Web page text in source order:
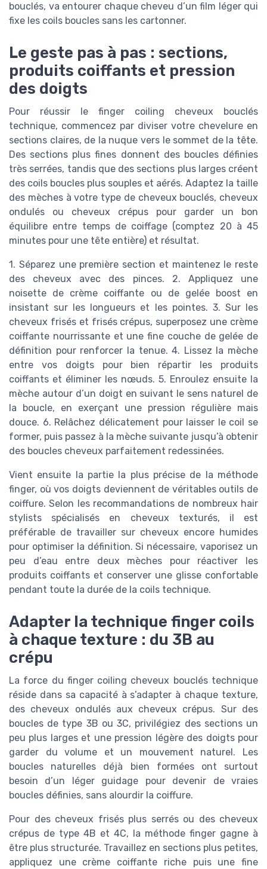
bouclés, va entourer chaque cheveu d’un film léger qui
fixe les coils boucles sans les cartonner.
Le geste pas à pas : sections,
produits coiffants et pression
des doigts
Pour réussir le finger coiling cheveux bouclés
technique, commencez par diviser votre chevelure en
sections claires, de la nuque vers le sommet de la tête.
Des sections plus fines donnent des boucles définies
très serrées, tandis que des sections plus larges créent
des coils boucles plus souples et aérés. Adaptez la taille
des mèches à votre type de cheveux bouclés, cheveux
ondulés ou cheveux crépus pour garder un bon
équilibre entre temps de coiffage (comptez 20 à 45
minutes pour une tête entière) et résultat.
1. Séparez une première section et maintenez le reste
des cheveux avec des pinces. 2. Appliquez une
noisette de crème coiffante ou de gelée boost en
insistant sur les longueurs et les pointes. 3. Sur les
cheveux frisés et frisés crépus, superposez une crème
coiffante nourrissante et une fine couche de gelée de
définition pour renforcer la tenue. 4. Lissez la mèche
entre vos doigts pour bien répartir les produits
coiffants et éliminer les nœuds. 5. Enroulez ensuite la
mèche autour d’un doigt en suivant le sens naturel de
la boucle, en exerçant une pression régulière mais
douce. 6. Relâchez délicatement pour laisser le coil se
former, puis passez à la mèche suivante jusqu’à obtenir
des boucles cheveux parfaitement redessinées.
Vient ensuite la partie la plus précise de la méthode
finger, où vos doigts deviennent de véritables outils de
coiffure. Selon les recommandations de nombreux hair
stylists spécialisés en cheveux texturés, il est
préférable de travailler sur cheveux encore humides
pour optimiser la définition. Si nécessaire, vaporisez un
peu d’eau entre deux mèches pour réactiver les
produits coiffants et conserver une glisse confortable
pendant toute la durée de la coils technique.
Adapter la technique finger coils
à chaque texture : du 3B au
crépu
La force du finger coiling cheveux bouclés technique
réside dans sa capacité à s’adapter à chaque texture,
des cheveux ondulés aux cheveux crépus. Sur des
boucles de type 3B ou 3C, privilégiez des sections un
peu plus larges et une pression légère des doigts pour
garder du volume et un mouvement naturel. Les
boucles naturelles déjà bien formées ont surtout
besoin d’un léger guidage pour devenir de vraies
boucles définies, sans alourdir la coiffure.
Pour des cheveux frisés plus serrés ou des cheveux
crépus de type 4B et 4C, la méthode finger gagne à
être plus structurée. Travaillez en sections plus petites,
appliquez une crème coiffante riche puis une fine